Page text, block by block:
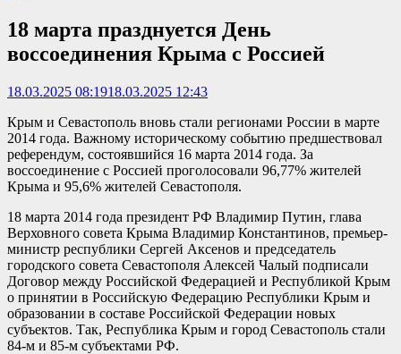
18 марта празднуется День
воссоединения Крыма с Россией
18.03.2025 08:1918.03.2025 12:43
Крым и Севастополь вновь стали регионами России в марте
2014 года. Важному историческому событию предшествовал
референдум, состоявшийся 16 марта 2014 года. За
воссоединение с Россией проголосовали 96,77% жителей
Крыма и 95,6% жителей Севастополя.
18 марта 2014 года президент РФ Владимир Путин, глава
Верховного совета Крыма Владимир Константинов, премьер-
министр республики Сергей Аксенов и председатель
городского совета Севастополя Алексей Чалый подписали
Договор между Российской Федерацией и Республикой Крым
о принятии в Российскую Федерацию Республики Крым и
образовании в составе Российской Федерации новых
субъектов. Так, Республика Крым и город Севастополь стали
84-м и 85-м субъектами РФ.